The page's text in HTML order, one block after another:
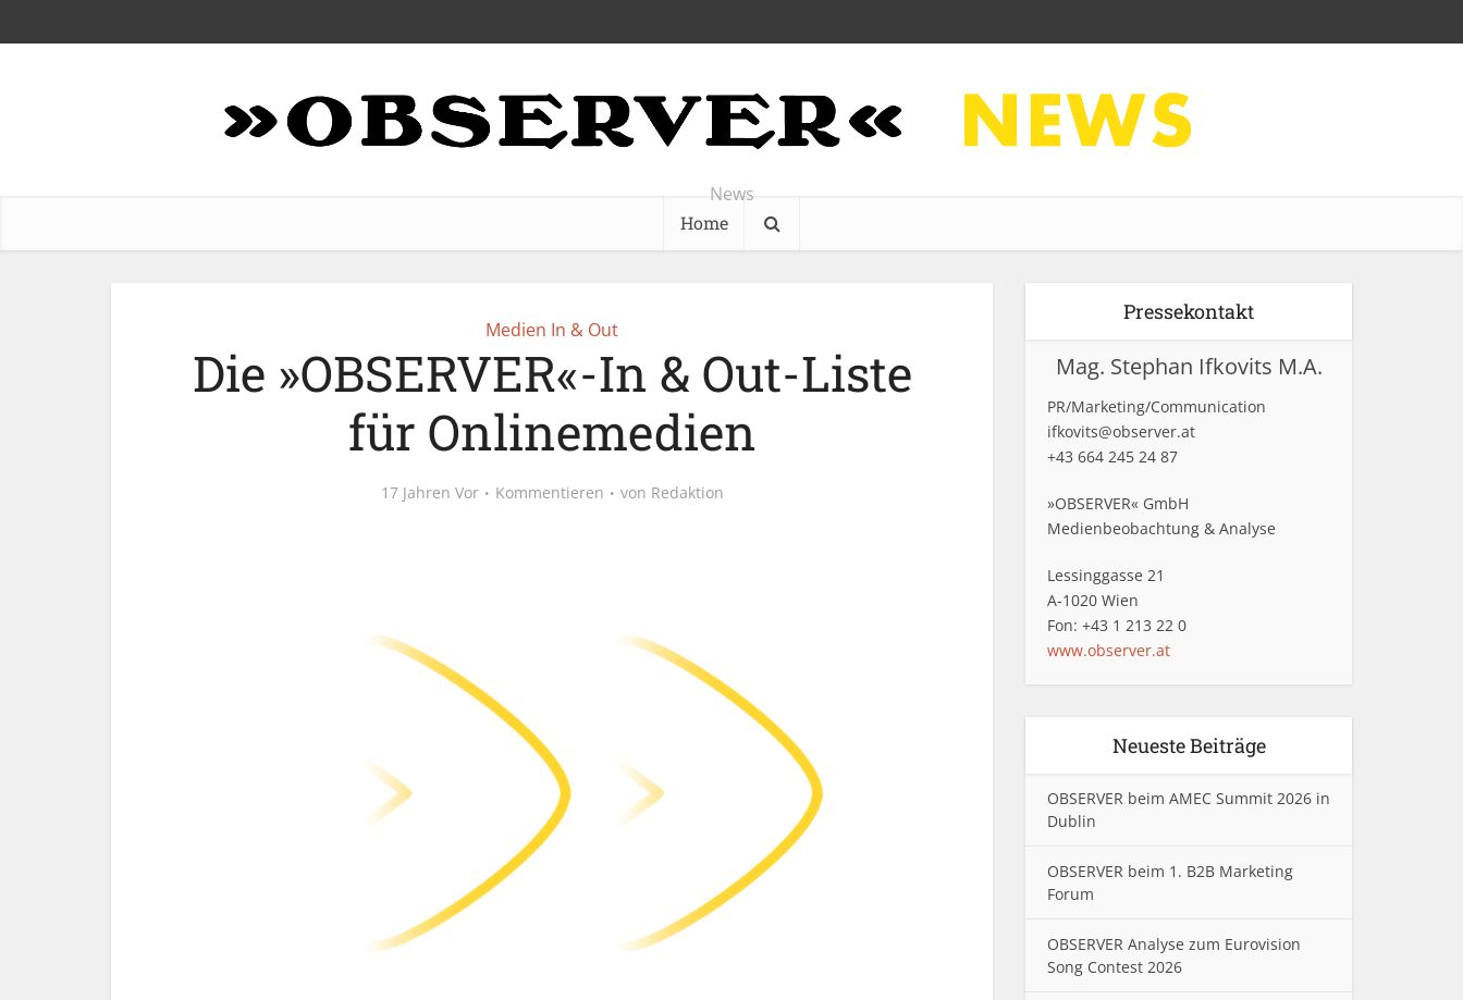
News
Home
Medien In & Out
Die »OBSERVER«-In & Out-Liste
für Onlinemedien
17 Jahren Vor Kommentieren von Redaktion
Pressekontakt
Mag. Stephan Ifkovits M.A.
PR/Marketing/Communication
ifkovits@observer.at
+43 664 245 24 87
»OBSERVER« GmbH
Medienbeobachtung & Analyse
Lessinggasse 21
A-1020 Wien
Fon: +43 1 213 22 0
www.observer.at
Neueste Beiträge
OBSERVER beim AMEC Summit 2026 in
Dublin
OBSERVER beim 1. B2B Marketing
Forum
OBSERVER Analyse zum Eurovision
Song Contest 2026